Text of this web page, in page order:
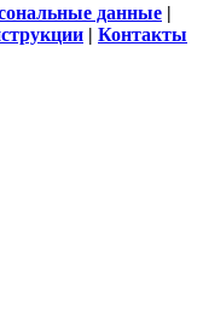
данные |
| Контакты